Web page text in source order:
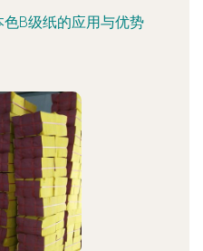
B级纸的应用与优势